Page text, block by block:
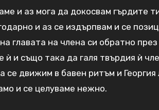
и аз мога да докосвам гърдите
и аз се издърпвам и се
главата на члена си обратно
ѝ и също така да галя твърдия ѝ
се движим в бавен ритъм и
и се целуваме нежно.